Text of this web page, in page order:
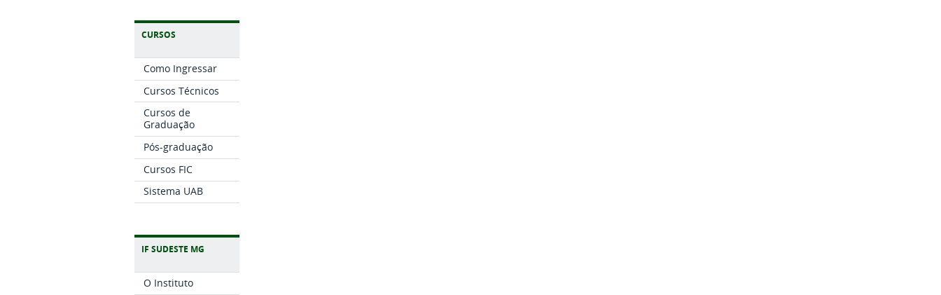
CURSOS
Como Ingressar
Cursos Técnicos
Cursos de
Graduação
Pós-graduação
Cursos FIC
Sistema UAB
IF SUDESTE MG
O Instituto